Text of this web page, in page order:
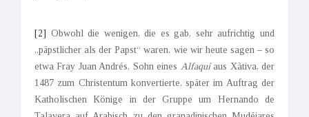
[2] Obwohl die wenigen, die es gab, sehr aufrichtig und
„päpstlicher als der Papst“ waren, wie wir heute sagen – so
etwa Fray Juan Andrés, Sohn eines Alfaquíaus Xàtiva, der
1487 zum Christentum konvertierte, später im Auftrag der
Katholischen Könige in der Gruppe um Hernando de